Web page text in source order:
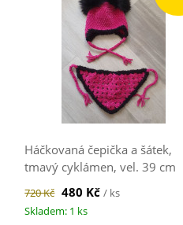
Háčkovaná čepička a šátek,
tmavý cyklámen, vel. 39 cm
720 Kč 480 Kč / ks
Skladem: 1 ks